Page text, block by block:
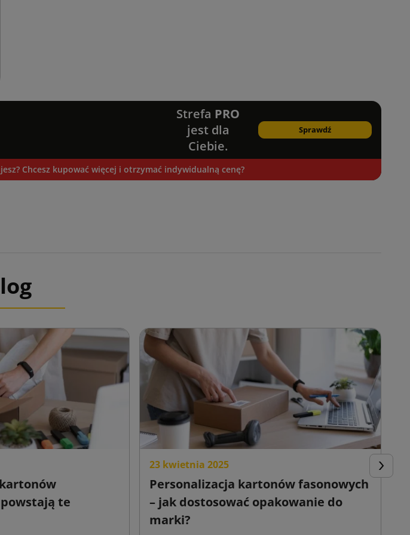
Strefa PRO
jest dla
Ciebie.
Sprawdź
Chcesz kupować więcej i otrzymać indywidualną cenę?
te
23 kwietnia 2025
Personalizacja kartonów fasonowych
– jak dostosować opakowanie do
marki?